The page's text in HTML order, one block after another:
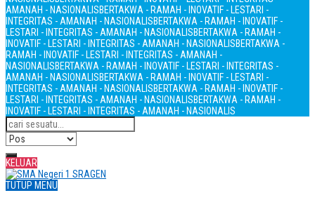
AMANAH - NASIONALISBERTAKWA - RAMAH - INOVATIF - LESTARI -
INTEGRITAS - AMANAH - NASIONALISBERTAKWA - RAMAH - INOVATIF -
LESTARI - INTEGRITAS - AMANAH - NASIONALISBERTAKWA - RAMAH -
INOVATIF - LESTARI - INTEGRITAS - AMANAH - NASIONALISBERTAKWA -
RAMAH - INOVATIF - LESTARI - INTEGRITAS - AMANAH -
NASIONALISBERTAKWA - RAMAH - INOVATIF - LESTARI - INTEGRITAS -
AMANAH - NASIONALISBERTAKWA - RAMAH - INOVATIF - LESTARI -
INTEGRITAS - AMANAH - NASIONALISBERTAKWA - RAMAH - INOVATIF -
LESTARI - INTEGRITAS - AMANAH - NASIONALISBERTAKWA - RAMAH -
INOVATIF - LESTARI - INTEGRITAS - AMANAH - NASIONALIS
KELUAR
TUTUP MENU